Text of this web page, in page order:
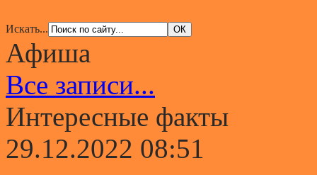
Искать...
Афиша
Все записи...
Интересные факты
29.12.2022 08:51